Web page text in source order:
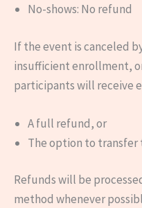
No-shows: No refund
If the event is canceled
insufficient enrollment,
participants will receive
A full refund, or
The option to
Refunds will be
method whenever